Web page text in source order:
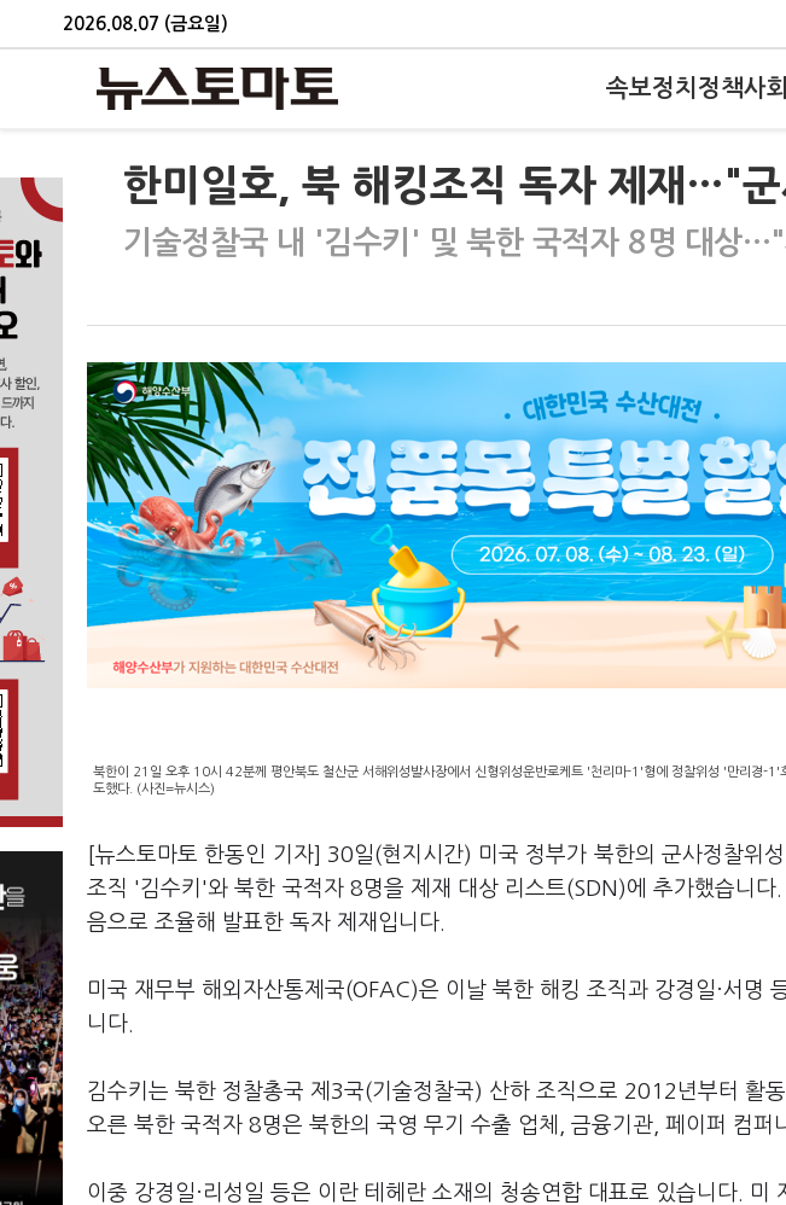
2026.08.07 (금요일)
속보정치 정책사회
한미일호, 북 해킹조직 독자 제재…"
기술정찰국 내 '김수키' 및 북한 국적자 8명 대상
북한이 21일 오후 10시 42분께 평안북도 철산군 서해위성발사장에서 신형위성운반로케트 '천리마-1'형에 정찰위성 '만리경-1'
도했다. (사진=뉴시스)
[뉴스토마토 한동인 기자] 30일(현지시간) 미국 정부가 북한의 군사정찰위
조직 '김수키'와 북한 국적자 8명을 제재 대상 리스트(SDN)에 추가했습니다.
음으로 조율해 발표한 독자 제재입니다.
미국 재무부 해외자산통제국(OFAC)은 이날 북한 해킹 조직과 강경일·서명
니다.
김수키는 북한 정찰총국 제3국(기술정찰국) 산하 조직으로 2012년부터 활
오른 북한 국적자 8명은 북한의 국영 무기 수출 업체, 금융기관, 페이퍼 컴퍼
이중 강경일·리성일 등은 이란 테헤란 소재의 청송연합 대표로 있습니다. 미